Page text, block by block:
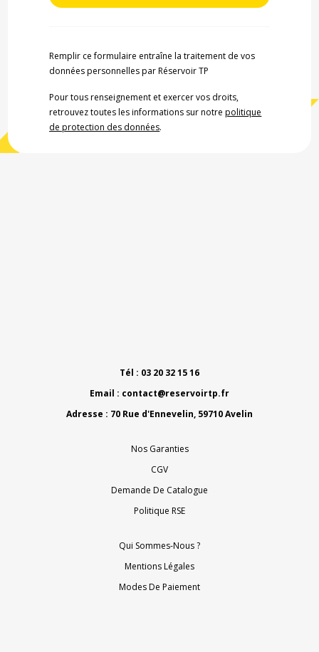
Remplir ce formulaire entraîne la traitement de vos
données personnelles par Réservoir TP
Pour tous renseignement et exercer vos droits,
retrouvez toutes les informations sur notrepolitique
de protection des données.
Tél : 03 20 32 15 16
Email : contact@reservoirtp.fr
Adresse : 70 Rue d'Ennevelin, 59710 Avelin
Nos Garanties
CGV
Demande De Catalogue
Politique RSE
Qui Sommes-Nous ?
Mentions Légales
Modes De Paiement